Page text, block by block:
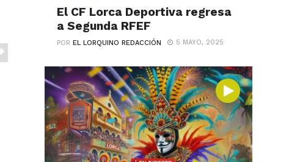
El CF Lorca Deportiva regresa
a Segunda RFEF
POREL LORQUINO REDACCIÓN 5 MAYO, 2025